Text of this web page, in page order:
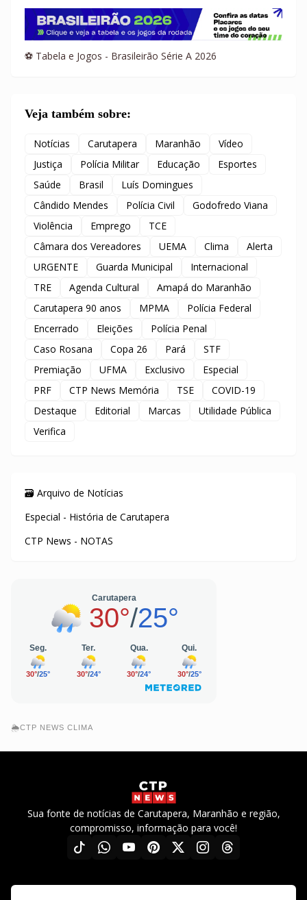
⚽ Tabela e Jogos - Brasileirão Série A 2026
Veja também sobre:
Notícias Carutapera Maranhão
Vídeo
Justiça
Polícia Militar Educação
Esportes
Saúde
Brasil
Luís Domingues
Cândido Mendes
Polícia Civil
Godofredo Viana
Violência
Emprego
TCE
Câmara dos Vereadores
UEMA Clima
Alerta
URGENTE
Guarda Municipal
Internacional
TRE
Agenda Cultural
Amapá do Maranhão
Carutapera 90 anos
MPMA
Polícia Federal
Encerrado
Eleições
Polícia Penal
Caso Rosana
Copa 26 Pará
STF
Premiação
UFMA Exclusivo
Especial
PRF
CTP News Memória TSE
COVID-19
Destaque
Editorial Marcas
Utilidade Pública
Verifica
🗃️ Arquivo de Notícias
Especial - História de Carutapera
CTP News - NOTAS
🌦️CTP NEWS CLIMA
Sua fonte de notícias de Carutapera, Maranhão e região,
compromisso, informação para você!